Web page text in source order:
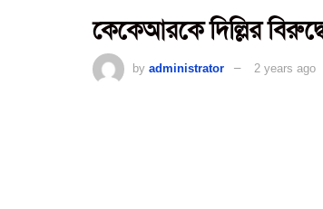
কেকেআরকে দিল্লির
by administrator 2 years ago